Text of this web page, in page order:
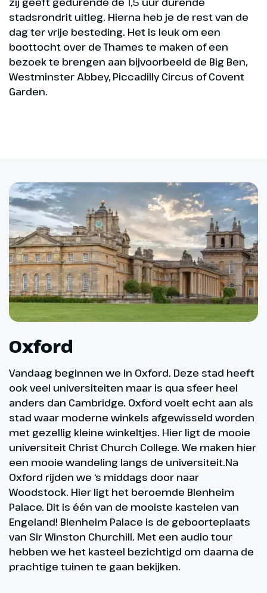
stadsrondrit uitleg. Hierna heb je de rest van de
dag ter vrije besteding. Het is leuk om een
boottocht over de Thames te maken of een
bezoek te brengen aan bijvoorbeeld de Big Ben,
Westminster Abbey, Piccadilly Circus of Covent
Garden.
Oxford
Vandaag beginnen we in Oxford. Deze stad heeft
ook veel universiteiten maar is qua sfeer heel
anders dan Cambridge. Oxford voelt echt aan als
stad waar moderne winkels afgewisseld worden
met gezellig kleine winkeltjes. Hier ligt de mooie
universiteit Christ Church College. We maken hier
een mooie wandeling langs de universiteit.Na
Oxford rijden we ‘s middags door naar
Woodstock. Hier ligt het beroemde Blenheim
Palace. Dit is één van de mooiste kastelen van
Engeland! Blenheim Palace is de geboorteplaats
van Sir Winston Churchill. Met een audio tour
hebben we het kasteel bezichtigd om daarna de
prachtige tuinen te gaan bekijken.